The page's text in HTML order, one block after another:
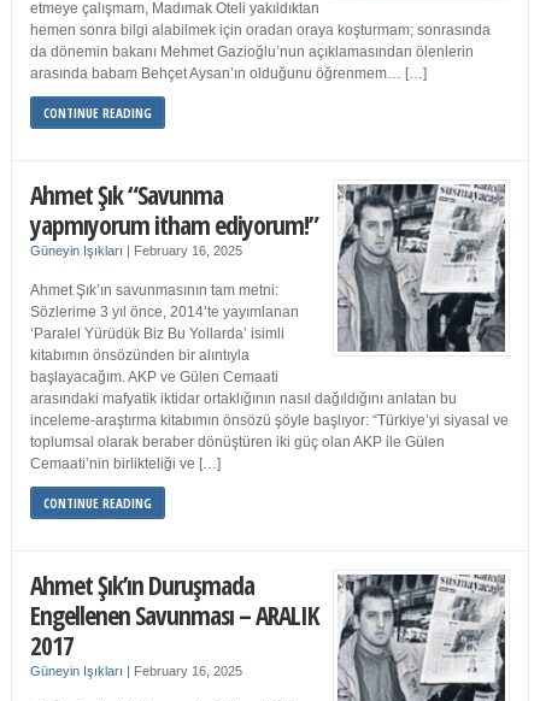
etmeye çalışmam, Madımak Oteli yakıldıktan
hemen sonra bilgi alabilmek için oradan oraya koşturmam; sonrasında
da dönemin bakanı Mehmet Gazioğlu’nun açıklamasından ölenlerin
arasında babam Behçet Aysan’ın olduğunu öğrenmem… […]
CONTINUE READING
Ahmet Şık “Savunma
yapmıyorum itham ediyorum!”
Güneyin Işıkları | February 16, 2025
Ahmet Şık’ın savunmasının tam metni:
Sözlerime 3 yıl önce, 2014’te yayımlanan
‘Paralel Yürüdük Biz Bu Yollarda’ isimli
kitabımın önsözünden bir alıntıyla
başlayacağım. AKP ve Gülen Cemaati
arasındaki mafyatik iktidar ortaklığının nasıl dağıldığını anlatan bu
inceleme-araştırma kitabımın önsözü şöyle başlıyor: “Türkiye’yi siyasal ve
toplumsal olarak beraber dönüştüren iki güç olan AKP ile Gülen
Cemaati’nin birlikteliği ve […]
CONTINUE READING
Ahmet Şık’ın Duruşmada
Engellenen Savunması – ARALIK
2017
Güneyin Işıkları | February 16, 2025